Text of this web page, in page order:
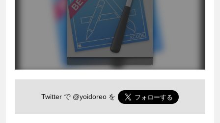
Twitter で @yoidoreo を